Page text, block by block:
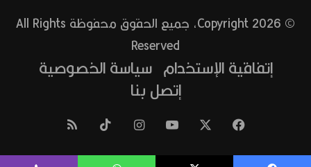
© Copyright 2026, جميع الحقوق محفوظة All Rights
Reserved
إتفاقية الإستخدام سياسة الخصوصية
إتصل بنا
فيسبوك ‫YouTubeانستقرام ‫TikTokملخص
الموقع